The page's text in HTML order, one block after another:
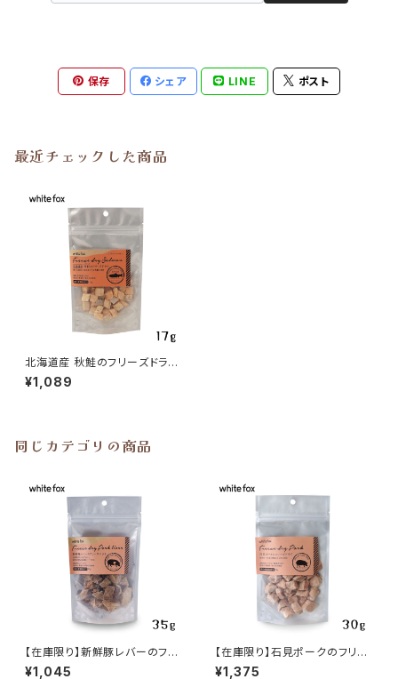
保存 シェア LINE ポスト
最近チェックした商品
北海道産 秋鮭のフリーズドライ
17g ダイス whitefox
¥1,089
同じカテゴリの商品
【在庫限り】新鮮豚レバーのフリ
ーズドライ35g whitefox
¥1,045
【在庫限り】石見ポークのフリー
ズドライ30g whitefox
¥1,375